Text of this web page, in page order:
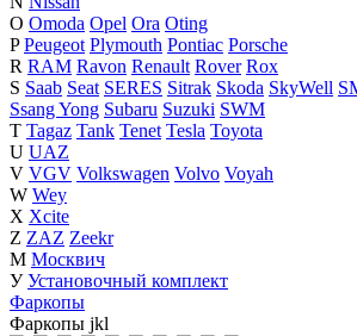
O Omoda Opel Ora Oting
P Peugeot Plymouth Pontiac Porsche
R RAM Ravon Renault Rover Rox
S Saab Seat SERES Sitrak Skoda SkyWell
Ssang Yong Subaru Suzuki SWM
T Tagaz Tank Tenet Tesla Toyota
U UAZ
V VGV Volkswagen Volvo Voyah
W Wey
X Xcite
Z ZAZ Zeekr
М Москвич
У Установочный комплект
Фаркопы
Фаркопы jkl